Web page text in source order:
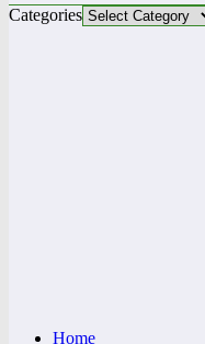
Categories
Home